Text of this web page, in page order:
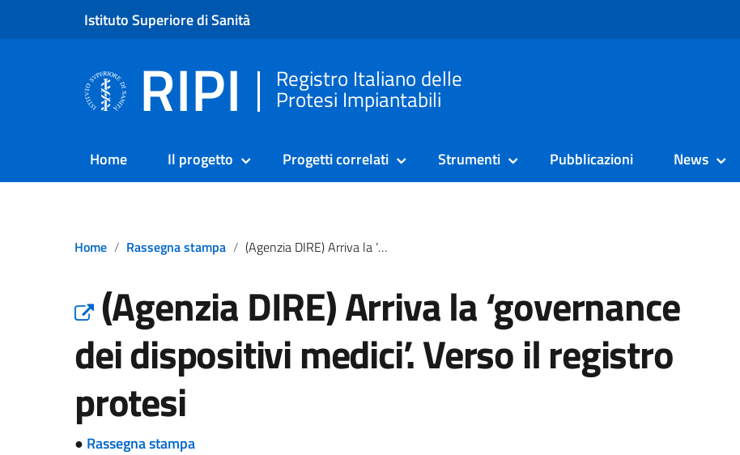
Istituto Superiore di Sanità
RIPI Registro Italiano delle
Protesi Impiantabili
Home Il progetto Progetti correlati Strumenti Pubblicazioni News
Home Rassegna stampa (Agenzia DIRE) Arriva la ‘governance dei dispositivi medici’. Verso il registro protesi
(Agenzia DIRE) Arriva la ‘governance
dei dispositivi medici’. Verso il registro
protesi
● Rassegna stampa